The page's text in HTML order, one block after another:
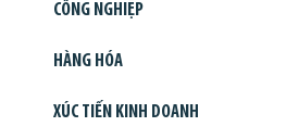
CÔNG NGHIỆP
HÀNG HÓA
XÚC TIẾN KINH DOANH